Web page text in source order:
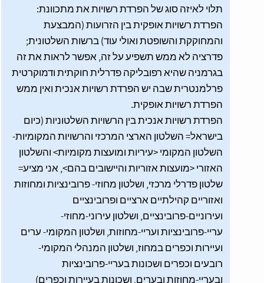
תלוי לאיזה סוג של הפרדת רשויות את מתכוונת:
הפרדת רשויות אופקית בין הזרועות (המבצעת
והמחוקקת והשופטת ואולי עוד) ברשות השלטונית;
פדרציה לא ממש תשפיע על זה, אפשר לראות את זה
בגרמניה שהיא רפובליקה פדרלית חוקתית ודמוקרטית
פרלמנטרית שבה יש הפרדת רשויות אנכית ואין ממש
הפרדת רשויות אופקית.
הפרדת רשויות אנכית בין הרשויות השלטוניות (כיום
בישראל= השלטון הארצי המרכזי והרשויות המקומיות-
השלטון המקומי <עיריות ומועצות מקומיות> והשלטון
האזורי <מועצות אזוריות והיישובים בהם>, אני מציע=
שלטון פדרלי מרכזי, ושלטון מחוזי- פרובינציות ומחוזות
ואזוריים קהילתיים ארציים ופרובינציים
ועירוניים-פרובינציים, ושלטון עירוני-מחוזי-
עריי-פרובינציות ועריי-מחוזות, ושלטון המקומי- ערים
ועיירות וכפרים במחוז, ושלטון המנהלי המקומי-
רובעים וכפרים ושכונות בעריי-פרובינציות
ובעריי-מחוזות ובערים, ושכונות בעיירות וכפרים)